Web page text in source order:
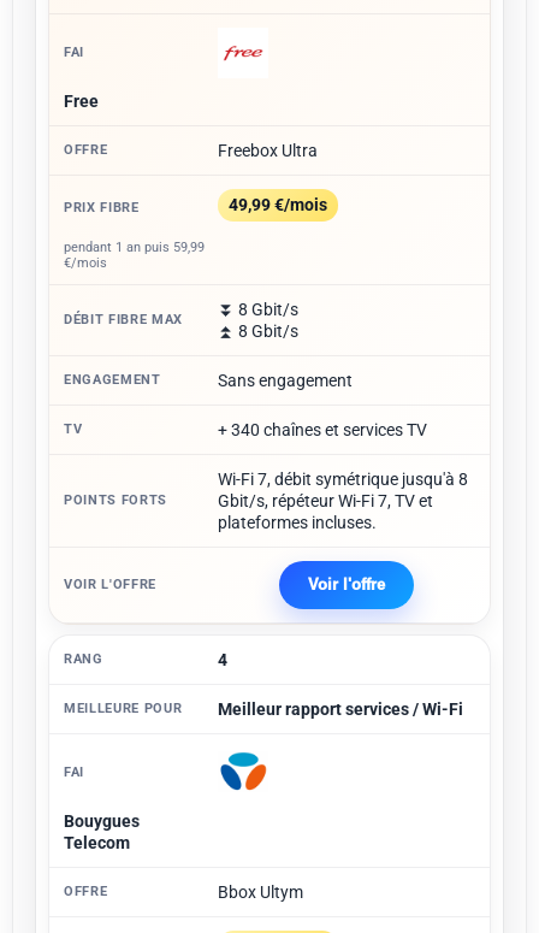
Free
Freebox Ultra
49,99 €/mois
pendant 1 an puis 59,99
€/mois
⏬ 8 Gbit/s
⏫ 8 Gbit/s
Sans engagement
+ 340 chaînes et services TV
Wi-Fi 7, débit symétrique jusqu'à 8
Gbit/s, répéteur Wi-Fi 7, TV et
plateformes incluses.
Voir l'offre
4
Meilleur rapport services / Wi-Fi
Bouygues
Telecom
Bbox Ultym